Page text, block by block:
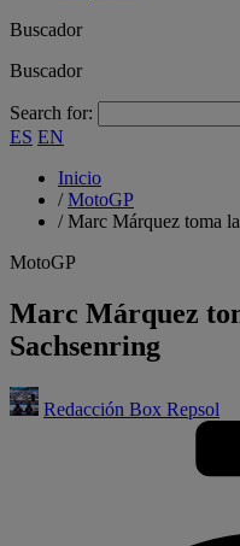
Buscador
Buscador
Search for:
ES EN
Inicio
/MotoGP
/Marc Márquez toma
MotoGP
Marc Márquez
Sachsenring
Redacción Box Repsol